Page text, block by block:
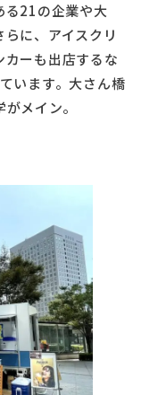
る21の企業や大
に、アイスクリ
ーも出店するな
います。大さん橋
メイン。